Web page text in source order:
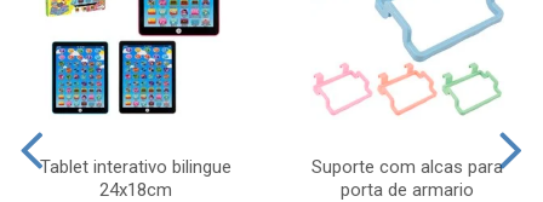
Tablet interativo bilingue
24x18cm
Suporte com alcas para
porta de armario